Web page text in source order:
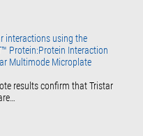
interactions using the
Protein:Protein Interaction
Multimode Microplate
results confirm that Tristar